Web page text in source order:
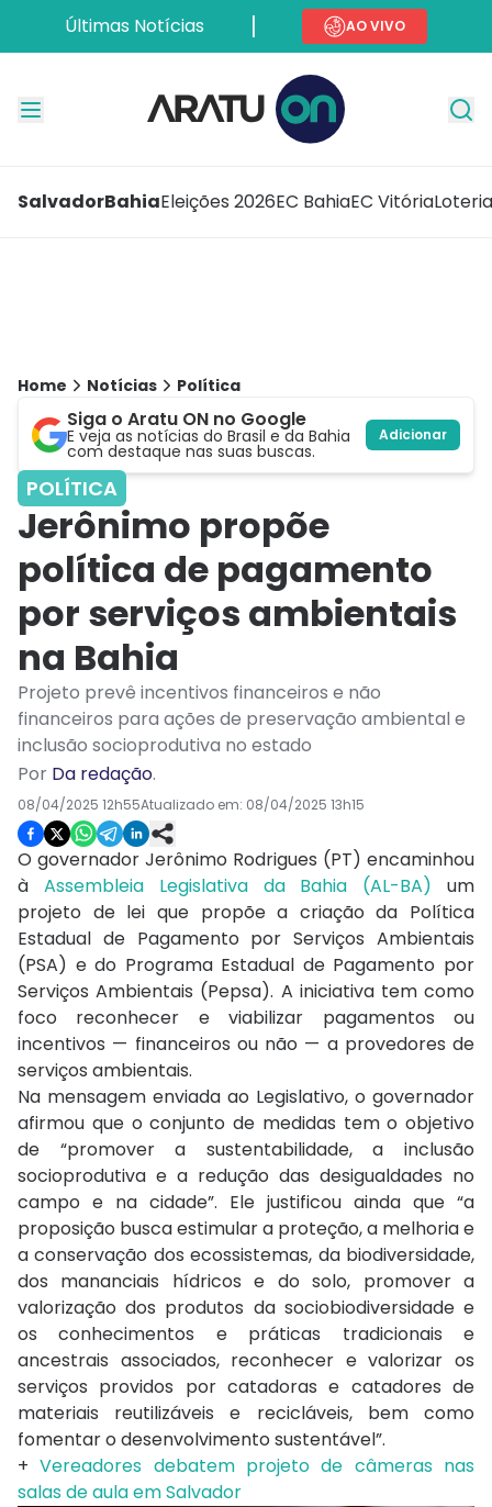
Últimas Notícias AO VIVO
SalvadorBahiaEleições 2026EC BahiaEC Vitória
Home Notícias Política
Siga o Aratu ON no Google
E veja as notícias do Brasil e da Bahia
com destaque nas suas buscas.
Adicionar
POLÍTICA
Jerônimo propõe
política de pagamento
por serviços ambientais
na Bahia
Projeto prevê incentivos financeiros e não
financeiros para ações de preservação ambiental e
inclusão socioprodutiva no estado
Por Da redação.
08/04/2025 12h55Atualizado em: 08/04/2025 13h15
O governador Jerônimo Rodrigues (PT) encaminhou
à Assembleia Legislativa da Bahia (AL-BA) um
projeto de lei que propõe a criação da Política
Estadual de Pagamento por Serviços Ambientais
(PSA) e do Programa Estadual de Pagamento por
Serviços Ambientais (Pepsa). A iniciativa tem como
foco reconhecer e viabilizar pagamentos ou
incentivos — financeiros ou não — a provedores de
serviços ambientais.
Na mensagem enviada ao Legislativo, o governador
afirmou que o conjunto de medidas tem o objetivo
de “promover a sustentabilidade, a inclusão
socioprodutiva e a redução das desigualdades no
campo e na cidade”. Ele justificou ainda que “a
proposição busca estimular a proteção, a melhoria e
a conservação dos ecossistemas, da biodiversidade,
dos mananciais hídricos e do solo, promover a
valorização dos produtos da sociobiodiversidade e
os conhecimentos e práticas tradicionais e
ancestrais associados, reconhecer e valorizar os
serviços providos por catadoras e catadores de
materiais reutilizáveis e recicláveis, bem como
fomentar o desenvolvimento sustentável”.
+Vereadores debatem projeto de câmeras nas
salas de aula em Salvador